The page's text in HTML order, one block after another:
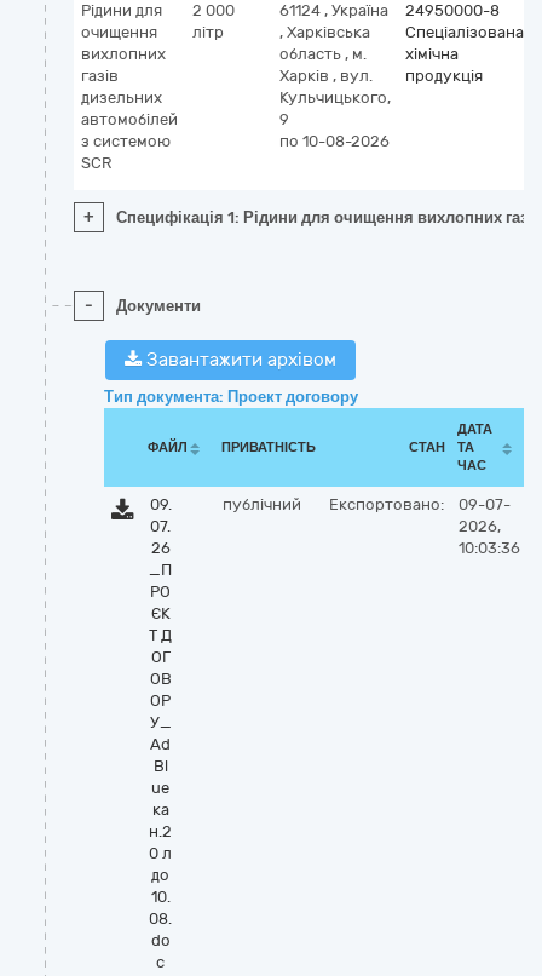
Рідини для
очищення
вихлопних
газів
дизельних
автомобілей
з системою
SCR
2 000
літр
61124 , Україна
, Харківська
область , м.
Харків , вул.
Кульчицького,
9
по 10-08-2026
24950000-8
Спеціалізована
хімічна
продукція
+ Специфікація 1: Рідини для очищення вихлопних
- Документи
Завантажити архівом
Тип документа: Проект договору
ФАЙЛ ПРИВАТНІСТЬ СТАН
ДАТА
ТА
ЧАС
09.
07.
26
_П
РО
ЄК
Т Д
ОГ
ОВ
ОР
У_
Ad
Bl
ue
ка
н.2
0 л
до
10.
08.
do
c
публічний Експортовано:
09-07-
2026,
10:03:36